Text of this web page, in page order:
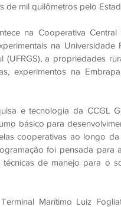
de mil quilômetros pelo
na Cooperativa
na
(UFRGS), a propriedades
experimentos na
e tecnologia da CCGL
básico para
cooperativas ao longo
foi pensada para
de manejo para o
Marítimo Luiz